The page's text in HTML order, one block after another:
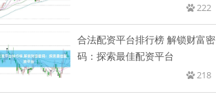
222
合法配资平台排行榜 解锁财富密
码：探索最佳配资平台
218